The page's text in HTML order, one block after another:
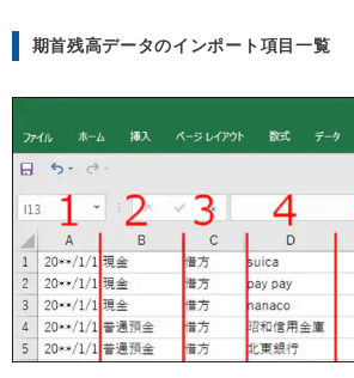
期首残高データのインポート項目一覧